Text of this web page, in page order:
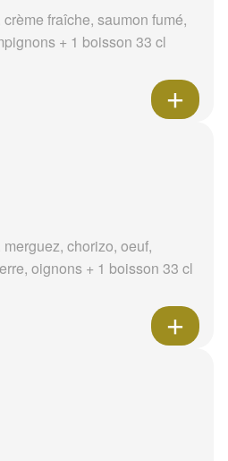
fraîche, saumon fumé,
+ 1 boisson 33 cl
chorizo, oeuf,
oignons + 1 boisson 33 cl